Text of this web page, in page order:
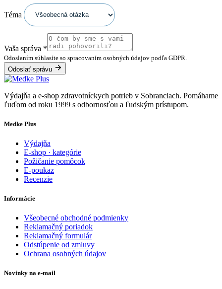
Téma
Vaša správa *
Odoslaním súhlasíte so spracovaním osobných údajov podľa GDPR.
Odoslať správu
Výdajňa a e-shop zdravotníckych potrieb v Sobranciach. Pomáhame
ľuďom od roku 1999 s odbornosťou a ľudským prístupom.
Medke Plus
Výdajňa
E-shop · kategórie
Požičanie pomôcok
E-poukaz
Recenzie
Informácie
Všeobecné obchodné podmienky
Reklamačný poriadok
Reklamačný formulár
Odstúpenie od zmluvy
Ochrana osobných údajov
Novinky na e-mail